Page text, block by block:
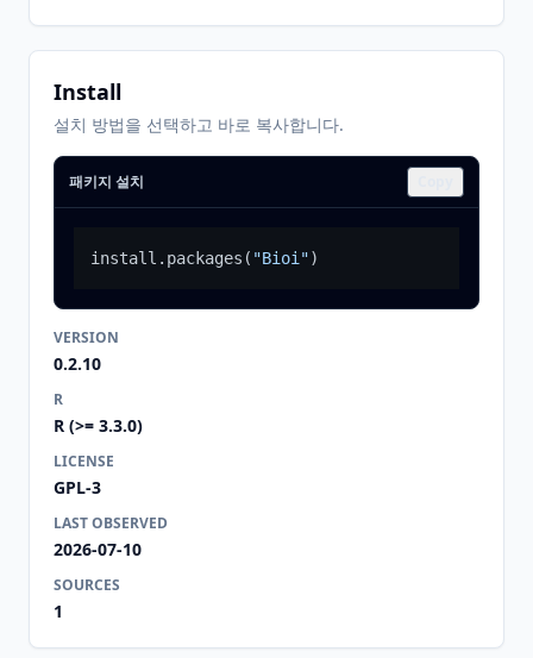
Install
설치 방법을 선택하고 바로 복사합니다.
패키지 설치
install.packages ( "Bioi")
VERSION
0.2.10
R
R (>= 3.3.0)
LICENSE
GPL-3
LAST OBSERVED
2026-07-10
SOURCES
1